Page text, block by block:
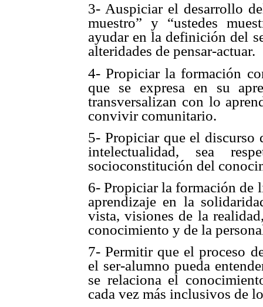
3- Auspiciar el desarrollo
muestro” y “ustedes
ayudar en la definición del
alteridades de pensar-actuar.
4- Propiciar la formación
que se expresa en su
transversalizan con lo
convivir comunitario.
5- Propiciar que el discurso
intelectualidad, sea
socioconstitución del
6- Propiciar la formación de
aprendizaje en la
vista, visiones de la
conocimiento y de la
7- Permitir que el proceso
el ser-alumno pueda
se relaciona el
cada vez más inclusivos de